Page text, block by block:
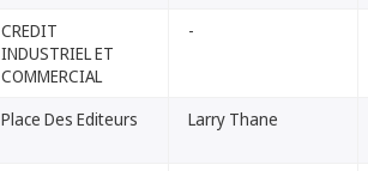
CREDIT
INDUSTRIEL ET
COMMERCIAL
-
Place Des Editeurs Larry Thane